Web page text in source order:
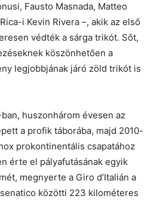
Fausto Masnada, Matteo
i Kevin Rivera –, akik az első
védték a sárga trikót. Sőt,
köszönhetően a
legjobbjának járó zöld trikót is
huszonhárom évesen az
a profik táborába, majd 2010-
prokontinentális csapatához
érte el pályafutásának egyik
megnyerte a Giro d’Italián a
közötti 223 kilométeres